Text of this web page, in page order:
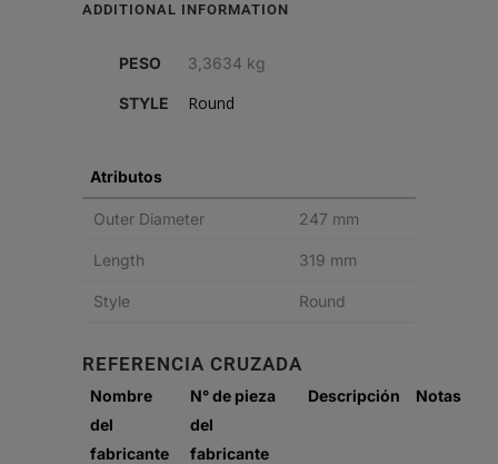
ADDITIONAL INFORMATION
PESO 3,3634 kg
STYLE Round
Atributos
Outer Diameter 247 mm
Length 319 mm
Style Round
REFERENCIA CRUZADA
Nombre
del
fabricante
N° de pieza
del
fabricante
Descripción Notas